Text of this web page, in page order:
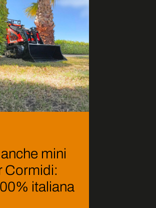
mini
Cormidi:
italiana